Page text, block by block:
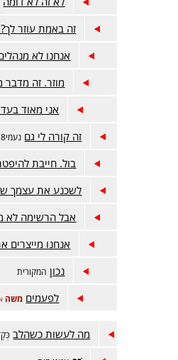
זה באמת עוזר
אנחנו לא
מוזר. זה
אני מאוד בעד
זה קורה לי גם נעמי28
בול. חייבת
לשכנע את עצמך
אבל הרשימה לא
אנחנו מייצרים
נכון המקורית
לפעמים משה
מה לעשות כשהלב